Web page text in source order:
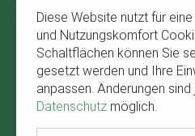
BÜRGERSERVICE
Navigation
überspringen
Abfallkalender
Verbandsgemeinde
Wetter in Wahlenau
Diese Website nutzt für
und Nutzungskomfort
Schaltflächen können Sie
gesetzt werden und Ihre
anpassen. Änderungen
Datenschutz möglich.